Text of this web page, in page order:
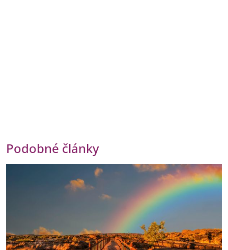
Podobné články